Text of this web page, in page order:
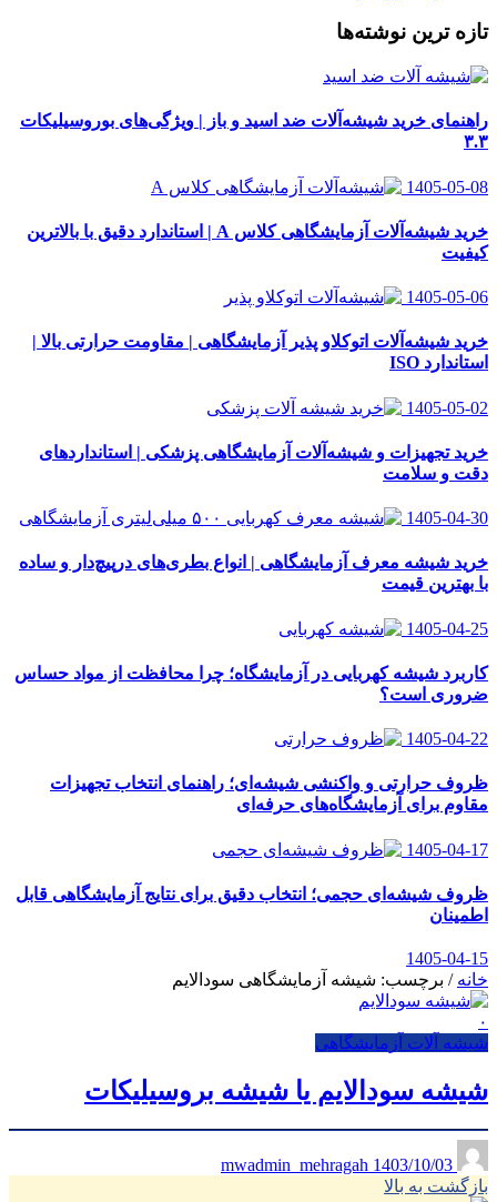
تازه ترین نوشته‌ها
راهنمای خرید شیشه‌آلات ضد اسید و باز | ویژگی‌های بوروسیلیکات
۳.۳
1405-05-08
خرید شیشه‌آلات آزمایشگاهی کلاس A | استاندارد دقیق با بالاترین
کیفیت
1405-05-06
خرید شیشه‌آلات اتوکلاو پذیر آزمایشگاهی | مقاومت حرارتی بالا |
استاندارد ISO
1405-05-02
خرید تجهیزات و شیشه‌آلات آزمایشگاهی پزشکی | استانداردهای
دقت و سلامت
1405-04-30
خرید شیشه معرف آزمایشگاهی | انواع بطری‌های در‌پیچ‌دار و ساده
با بهترین قیمت
1405-04-25
کاربرد شیشه کهربایی در آزمایشگاه؛ چرا محافظت از مواد حساس
ضروری است؟
1405-04-22
ظروف حرارتی و واکنشی شیشه‌ای؛ راهنمای انتخاب تجهیزات
مقاوم برای آزمایشگاه‌های حرفه‌ای
1405-04-17
ظروف شیشه‌ای حجمی؛ انتخاب دقیق برای نتایج آزمایشگاهی قابل
اطمینان
1405-04-15
خانه / برچسب: شیشه آزمایشگاهی سودالایم
۰
شیشه آلات آزمایشگاهی
شیشه سودالایم یا شیشه بروسیلیکات
1403/10/03
بازگشت به بالا